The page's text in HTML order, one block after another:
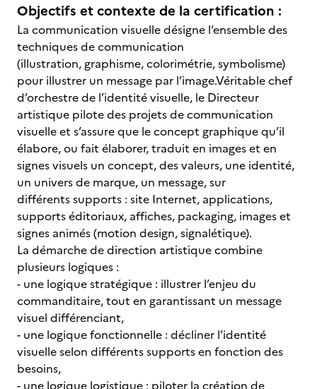
Objectifs et contexte de la certification :
La communication visuelle désigne l’ensemble des
techniques de communication
(illustration, graphisme, colorimétrie, symbolisme)
pour illustrer un message par l’image.Véritable chef
d’orchestre de l’identité visuelle, le Directeur
artistique pilote des projets de communication
visuelle et s’assure que le concept graphique qu’il
élabore, ou fait élaborer, traduit en images et en
signes visuels un concept, des valeurs, une identité,
un univers de marque, un message, sur
différents supports : site Internet, applications,
supports éditoriaux, affiches, packaging, images et
signes animés (motion design, signalétique).
La démarche de direction artistique combine
plusieurs logiques :
- une logique stratégique : illustrer l’enjeu du
commanditaire, tout en garantissant un message
visuel différenciant,
- une logique fonctionnelle : décliner l’identité
visuelle selon différents supports en fonction des
besoins,
- une logique logistique : piloter la création de